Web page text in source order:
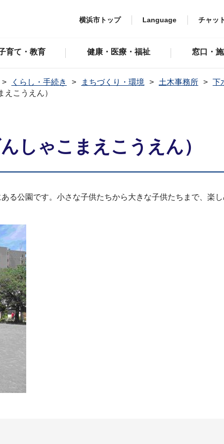
横浜市トップ Language チャッ
育て・教育 健康・医療・福祉 窓口・
くらし・手続き まちづくり・環境 土木事務所 下
こうえん）
しゃこまえこうえん）
る公園です。小さな子供たちから大きな子供たちまで、楽